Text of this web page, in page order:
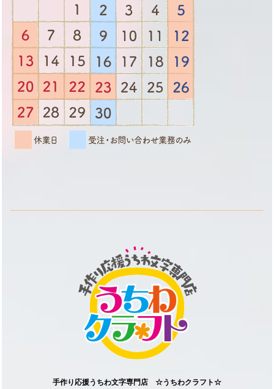
手作り応援うちわ文字専門店 ☆うちわクラフト☆